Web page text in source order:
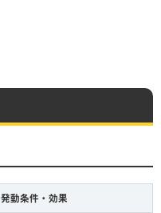
発動条件・効果